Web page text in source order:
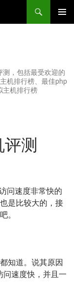
测，包括最受欢迎的
机排行榜、最佳php
主机排行榜
评测
问速度非常快的
是比较大的，接
。
知道。说其原因
问速度快，并且一